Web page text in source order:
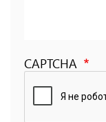
CAPTCHA